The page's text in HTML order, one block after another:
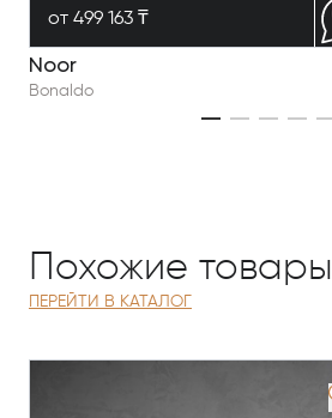
от 499 163 ₸
Noor
Bonaldo
Похожие товары
ПЕРЕЙТИ В КАТАЛОГ